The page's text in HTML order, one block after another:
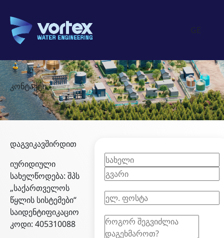
GE
კონტაქტი
დაგვიკავშირდით
იურიდიული
სახელწოდება: შპს
„საქართველოს
წყლის სისტემები“
საიდენტიფიკაციო
კოდი: 405310088